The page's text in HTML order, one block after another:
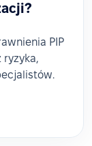
PIP
ryzyka,